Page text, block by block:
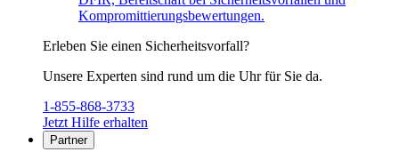
Kompromittierungsbewertungen.
Erleben Sie einen Sicherheitsvorfall?
Unsere Experten sind rund um die Uhr für Sie da.
1-855-868-3733
Jetzt Hilfe erhalten
Partner